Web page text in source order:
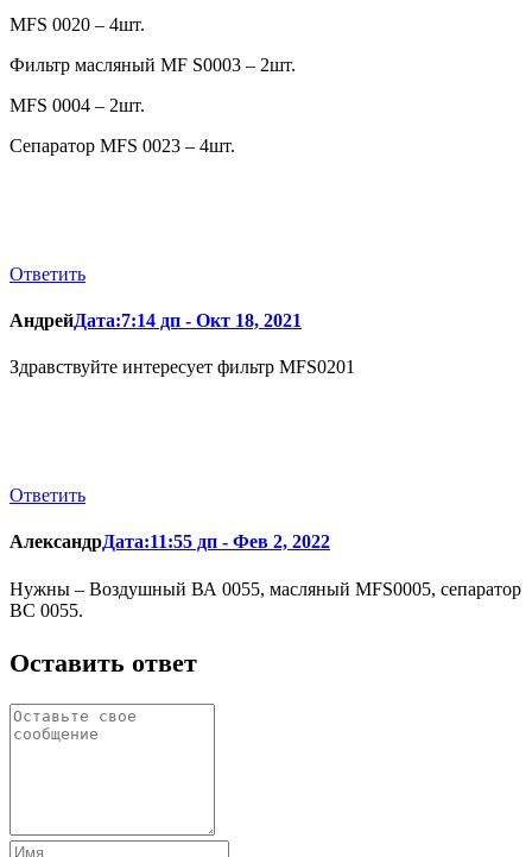
MFS 0020 – 4шт.
Фильтр масляный MF S0003 – 2шт.
MFS 0004 – 2шт.
Сепаратор MFS 0023 – 4шт.
Ответить
АндрейДата:7:14 дп - Окт 18, 2021
Здравствуйте интересует фильтр MFS0201
Ответить
АлександрДата:11:55 дп - Фев 2, 2022
Нужны – Воздушный ВА 0055, масляный MFS0005, сепаратор
BC 0055.
Оставить ответ